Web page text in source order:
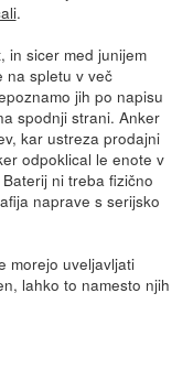
.
in sicer med junijem
na spletu v več
jih po napisu
spodnji strani. Anker
kar ustreza prodajni
odpoklical le enote v
ni treba fizično
naprave s serijsko
morejo uveljavljati
lahko to namesto njih